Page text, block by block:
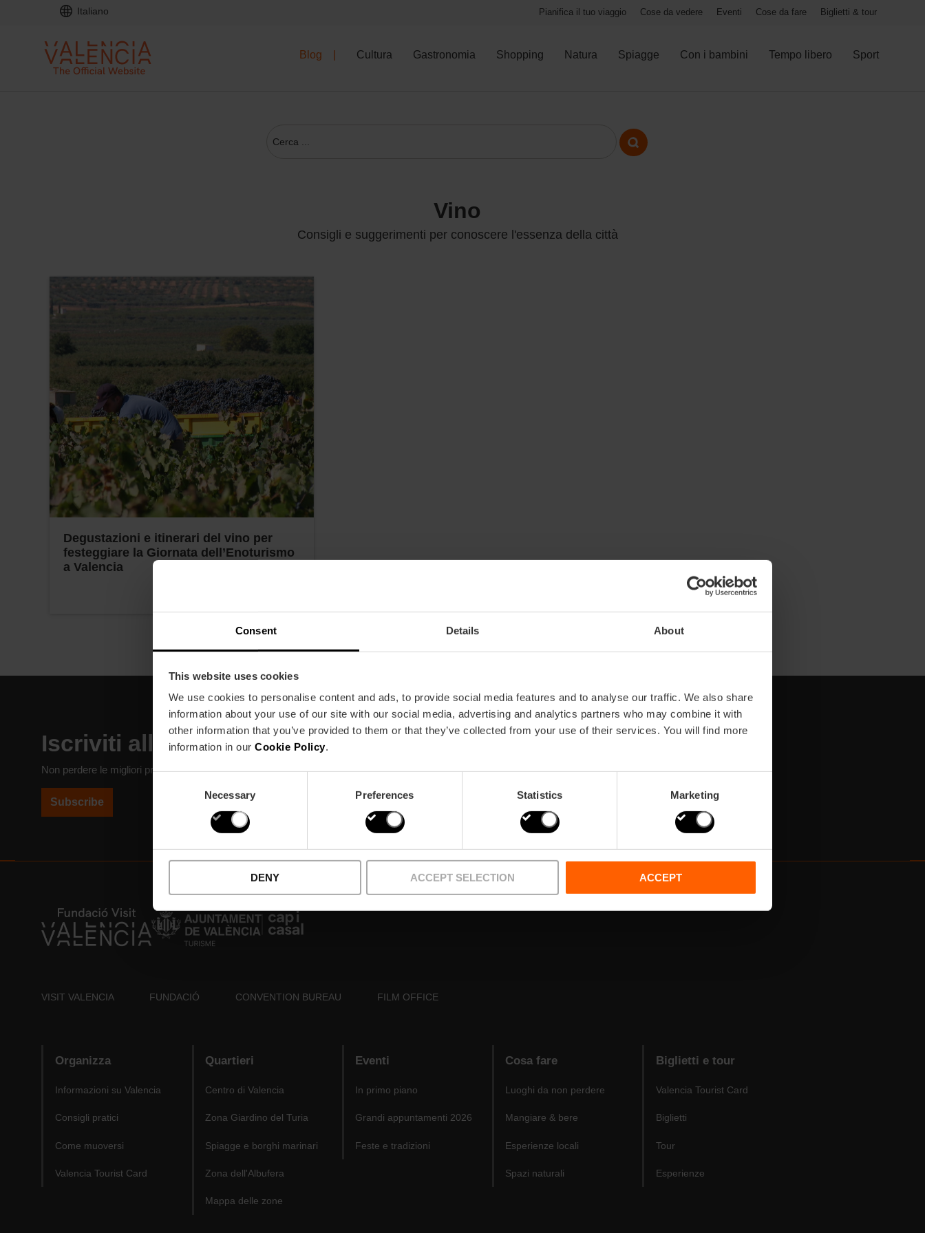
Consent Details About
This website uses cookies
We use cookies to personalise content and ads, to provide social media features and to analyse our traffic. We also share
information about your use of our site with our social media, advertising and analytics partners who may combine it with
other information that you’ve provided to them or that they’ve collected from your use of their services. You will find more
information in our Cookie Policy.
Necessary Preferences Statistics Marketing
DENY ACCEPT SELECTION ACCEPT
Italiano Pianifica il tuo viaggio Cose da vedere Eventi Cose da fare Biglietti & tour
Blog Cultura Gastronomia Shopping Natura Spiagge Con i bambini Tempo libero Sport
vino
Consigli e suggerimenti per conoscere l'essenza della città
Degustazioni e itinerari del vino per
festeggiare la Giornata dell’Enoturismo
a Valencia
Iscriviti alla nostra Newsletter!
Non perdere le migliori proposte per scoprire Valencia!
Subscribe
VISIT VALENCIA FUNDACIÓ CONVENTION BUREAU FILM OFFICE
Organizza
Informazioni su Valencia
Consigli pratici
Come muoversi
Valencia Tourist Card
Quartieri
Centro di Valencia
Zona Giardino del Turia
Spiagge e borghi marinari
Zona dell'Albufera
Mappa delle zone
Eventi
In primo piano
Grandi appuntamenti 2026
Feste e tradizioni
Cosa fare
Luoghi da non perdere
Mangiare & bere
Esperienze locali
Spazi naturali
Biglietti e tour
Valencia Tourist Card
Biglietti
Tour
Esperienze